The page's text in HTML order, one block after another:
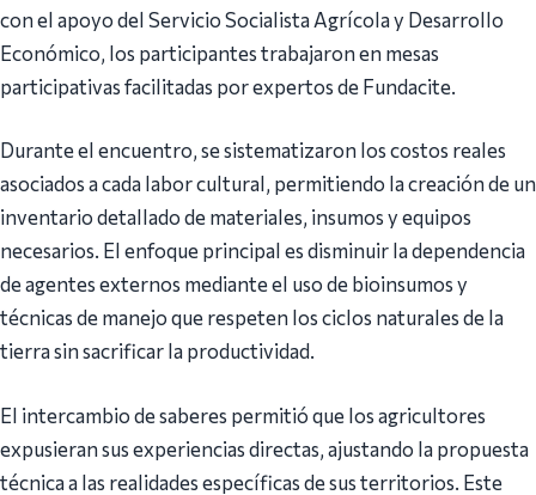
con el apoyo del Servicio Socialista Agrícola y Desarrollo
Económico, los participantes trabajaron en mesas
participativas facilitadas por expertos de Fundacite.
Durante el encuentro, se sistematizaron los costos reales
asociados a cada labor cultural, permitiendo la creación de un
inventario detallado de materiales, insumos y equipos
necesarios. El enfoque principal es disminuir la dependencia
de agentes externos mediante el uso de bioinsumos y
técnicas de manejo que respeten los ciclos naturales de la
tierra sin sacrificar la productividad.
El intercambio de saberes permitió que los agricultores
expusieran sus experiencias directas, ajustando la propuesta
técnica a las realidades específicas de sus territorios. Este